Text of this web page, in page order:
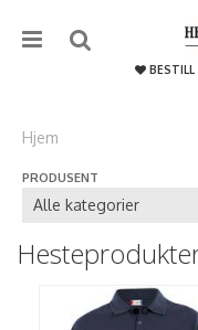
{/
Hjem
PRODUSENT